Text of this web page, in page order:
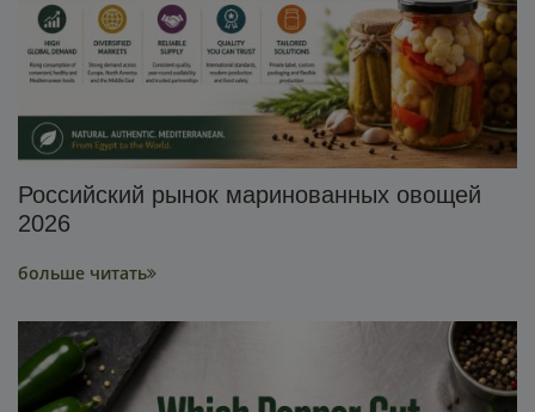
Российский рынок маринованных овощей
2026
больше читать